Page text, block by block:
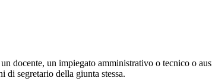
docente, un impiegato amministrativo o tecnico o
di segretario della giunta stessa.